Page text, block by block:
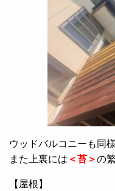
ウッドバルコニーも同
また上裏には ＜苔＞の
【屋根】